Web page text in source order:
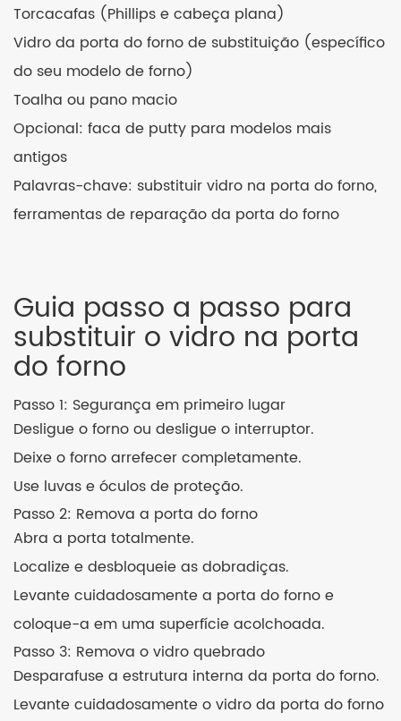
Torcacafas (Phillips e cabeça plana)
Vidro da porta do forno de substituição (específico
do seu modelo de forno)
Toalha ou pano macio
Opcional: faca de putty para modelos mais
antigos
Palavras-chave: substituir vidro na porta do forno,
ferramentas de reparação da porta do forno
Guia passo a passo para
substituir o vidro na porta
do forno
Passo 1: Segurança em primeiro lugar
Desligue o forno ou desligue o interruptor.
Deixe o forno arrefecer completamente.
Use luvas e óculos de proteção.
Passo 2: Remova a porta do forno
Abra a porta totalmente.
Localize e desbloqueie as dobradiças.
Levante cuidadosamente a porta do forno e
coloque-a em uma superfície acolchoada.
Passo 3: Remova o vidro quebrado
Desparafuse a estrutura interna da porta do forno.
Levante cuidadosamente o vidro da porta do forno